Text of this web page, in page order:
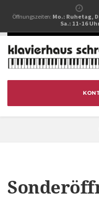
Öffnungszeiten: Mo.: Ruhetag,
Sa.: 11-16